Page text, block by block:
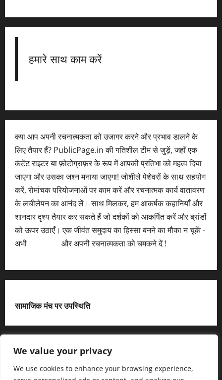
We value your privacy
We use cookies to enhance your browsing experience,
हमारे साथ काम करें
क्या आप अपनी रचनात्मकता को उजागर करने और प्रभाव डालने के
लिए तैयार हैं? PublicPage.in की गतिशील टीम से जुड़ें, जहाँ एक
कंटेंट राइटर या फ़ोटोग्राफ़र के रूप में आपकी प्रतिभा को महत्व दिया
जाएगा और उसका जश्न मनाया जाएगा! जोशीले पेशेवरों के साथ सहयोग
करें, रोमांचक परियोजनाओं पर काम करें और रचनात्मक कार्य वातावरण
के लचीलेपन का आनंद लें। साथ मिलकर, हम आकर्षक कहानियाँ और
शानदार दृश्य तैयार कर सकते हैं जो दर्शकों को आकर्षित करें और ब्रांडों
को ऊपर उठाएँ। एक जीवंत समुदाय का हिस्सा बनने का मौका न चूकें -
अभी
और अपनी रचनात्मकता को चमकने दें !
सामाजिक मंच पर उपस्थिति
X